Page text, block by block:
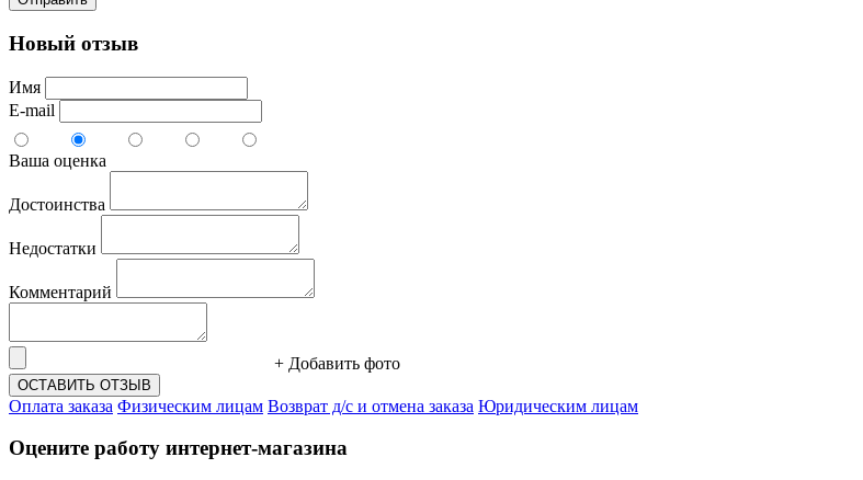
Новый отзыв
Имя
E-mail
Ваша оценка
Достоинства
Недостатки
Комментарий
+ Добавить фото
ОСТАВИТЬ ОТЗЫВ
Оплата заказа Физическим лицам Возврат д/с и отмена заказа Юридическим лицам
Оцените работу интернет-магазина